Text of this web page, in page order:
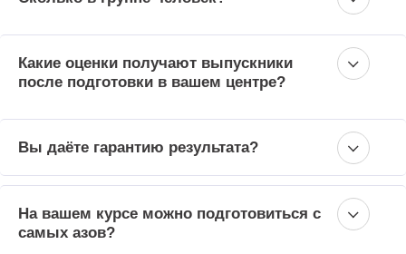
Какие оценки получают выпускники
после подготовки в вашем центре?
Вы даёте гарантию результата?
На вашем курсе можно подготовиться с
самых азов?